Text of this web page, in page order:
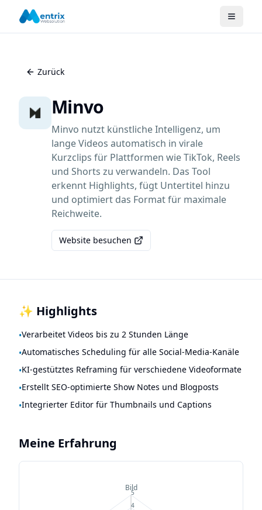
Zurück
Minvo
Minvo nutzt künstliche Intelligenz, um
lange Videos automatisch in virale
Kurzclips für Plattformen wie TikTok, Reels
und Shorts zu verwandeln. Das Tool
erkennt Highlights, fügt Untertitel hinzu
und optimiert das Format für maximale
Reichweite.
Website besuchen
✨ Highlights
•Verarbeitet Videos bis zu 2 Stunden Länge
•Automatisches Scheduling für alle Social-Media-Kanäle
•KI-gestütztes Reframing für verschiedene Videoformate
•Erstellt SEO-optimierte Show Notes und Blogposts
•Integrierter Editor für Thumbnails und Captions
Meine Erfahrung
Bild
4
5